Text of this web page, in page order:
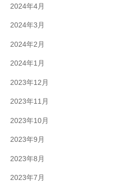
2024年4月
2024年3月
2024年2月
2024年1月
2023年12月
2023年11月
2023年10月
2023年9月
2023年8月
2023年7月